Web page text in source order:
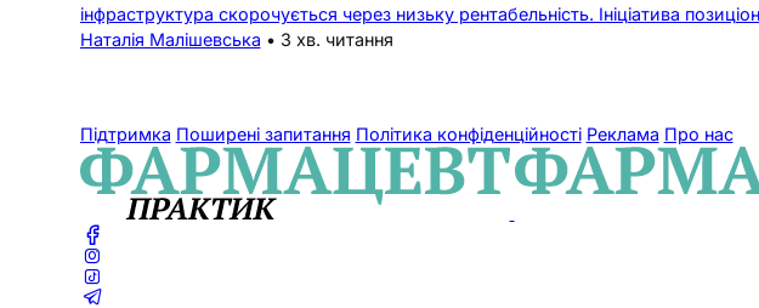
інфраструктура скорочується через низьку рентабельність. Ініціатива
Наталія Малішевська • 3 хв. читання
Підтримка Поширені запитання Політика конфіденційності Реклама Про нас